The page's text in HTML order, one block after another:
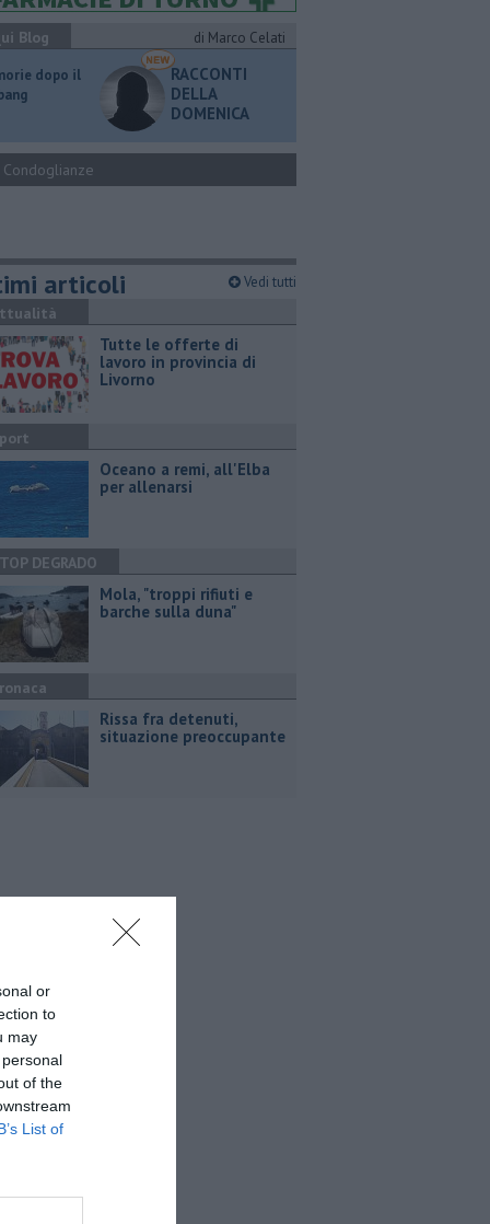
or
to
may
of the
List of
Blog
di Marco Celati
dopo il
RACCONTI
DELLA
DOMENICA
Condoglianze
articoli Vedi tutti
​Tutte le offerte di
lavoro in provincia di
Livorno
Oceano a remi, all'Elba
per allenarsi
DEGRADO
Mola, "troppi rifiuti e
barche sulla duna"
Rissa fra detenuti,
situazione preoccupante